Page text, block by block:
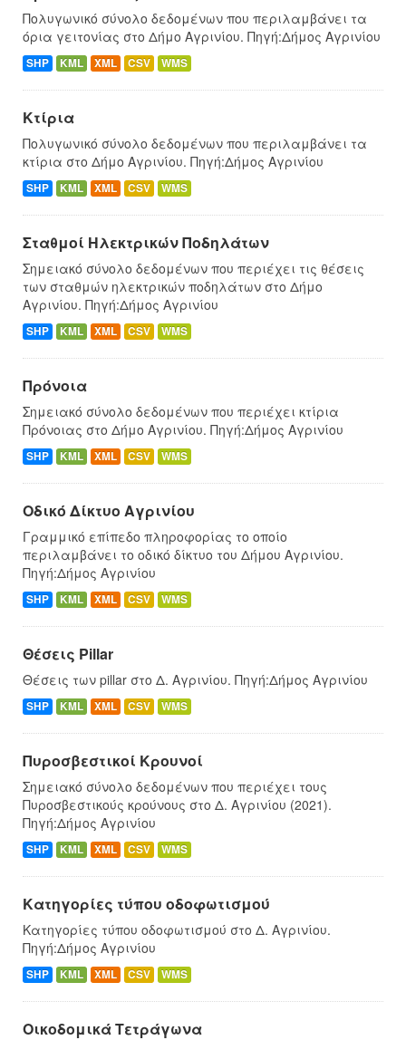
Πολυγωνικό σύνολο δεδομένων που περιλαμβάνει τα
όρια γειτονίας στο Δήμο Αγρινίου. Πηγή:Δήμος Αγρινίου
SHP KML XML CSV WMS
Κτίρια
Πολυγωνικό σύνολο δεδομένων που περιλαμβάνει τα
κτίρια στο Δήμο Αγρινίου. Πηγή:Δήμος Αγρινίου
SHP KML XML CSV WMS
Σταθμοί Ηλεκτρικών Ποδηλάτων
Σημειακό σύνολο δεδομένων που περιέχει τις θέσεις
των σταθμών ηλεκτρικών ποδηλάτων στο Δήμο
Αγρινίου. Πηγή:Δήμος Αγρινίου
SHP KML XML CSV WMS
Πρόνοια
Σημειακό σύνολο δεδομένων που περιέχει κτίρια
Πρόνοιας στο Δήμο Αγρινίου. Πηγή:Δήμος Αγρινίου
SHP KML XML CSV WMS
Οδικό Δίκτυο Αγρινίου
Γραμμικό επίπεδο πληροφορίας το οποίο
περιλαμβάνει το οδικό δίκτυο του Δήμου Αγρινίου.
Πηγή:Δήμος Αγρινίου
SHP KML XML CSV WMS
Θέσεις Pillar
Θέσεις των pillar στο Δ. Αγρινίου. Πηγή:Δήμος Αγρινίου
SHP KML XML CSV WMS
Πυροσβεστικοί Κρουνοί
Σημειακό σύνολο δεδομένων που περιέχει τους
Πυροσβεστικούς κρούνους στο Δ. Αγρινίου (2021).
Πηγή:Δήμος Αγρινίου
SHP KML XML CSV WMS
Κατηγορίες τύπου οδοφωτισμού
Κατηγορίες τύπου οδοφωτισμού στο Δ. Αγρινίου.
Πηγή:Δήμος Αγρινίου
SHP KML XML CSV WMS
Οικοδομικά Τετράγωνα